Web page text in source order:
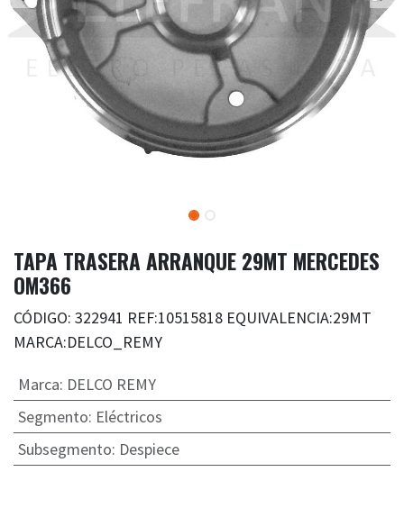
TAPA TRASERA ARRANQUE 29MT MERCEDES
OM366
CÓDIGO: 322941 REF:10515818 EQUIVALENCIA:29MT
MARCA:DELCO_REMY
Marca: DELCO REMY
Segmento: Eléctricos
Subsegmento: Despiece